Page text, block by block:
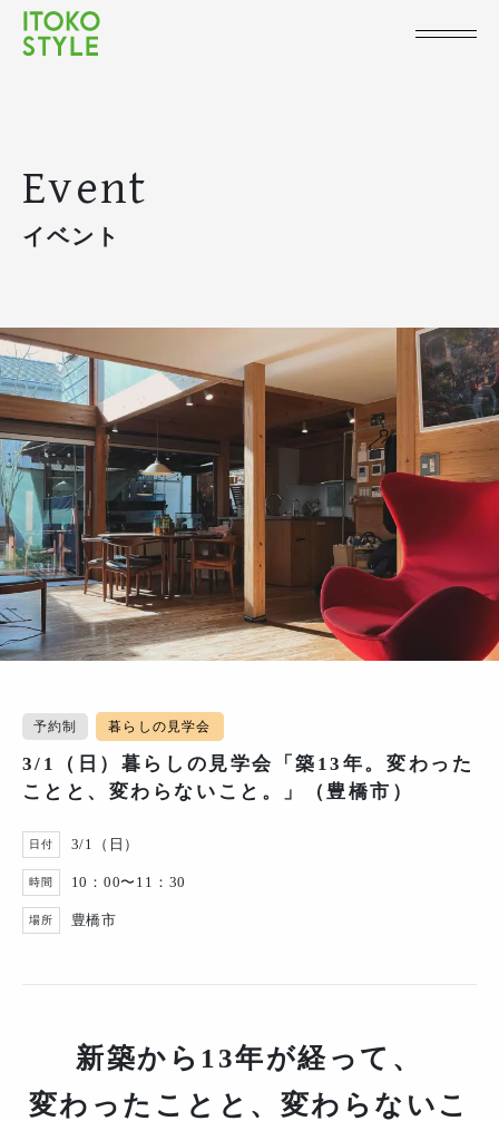
Event
イベント
予約制 暮らしの見学会
3/1（日）暮らしの見学会「築13年。変わった
ことと、変わらないこと。」（豊橋市）
日付 3/1（日）
時間 10：00〜11：30
場所 豊橋市
新築から13年が経って、
変わったことと、変わらないこ